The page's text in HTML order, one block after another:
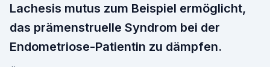
Lachesis mutus zum Beispiel ermöglicht,
das prämenstruelle Syndrom bei der
Endometriose-Patientin zu dämpfen.